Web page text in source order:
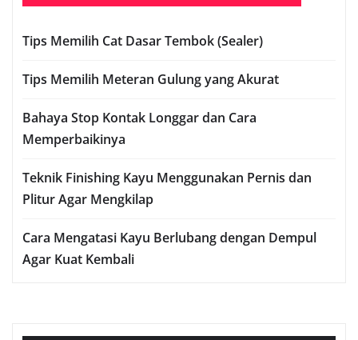
Tips Memilih Cat Dasar Tembok (Sealer)
Tips Memilih Meteran Gulung yang Akurat
Bahaya Stop Kontak Longgar dan Cara
Memperbaikinya
Teknik Finishing Kayu Menggunakan Pernis dan
Plitur Agar Mengkilap
Cara Mengatasi Kayu Berlubang dengan Dempul
Agar Kuat Kembali